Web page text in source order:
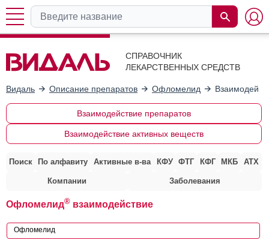
СПРАВОЧНИК
ЛЕКАРСТВЕННЫХ СРЕДСТВ
Видаль Описание препаратов Офломелид
Взаимодействие препаратов
Взаимодействие активных веществ
Поиск По алфавиту Активные в-ва КФУ ФТГ КФГ МКБ АТХ
Компании Заболевания
Офломелид® взаимодействие